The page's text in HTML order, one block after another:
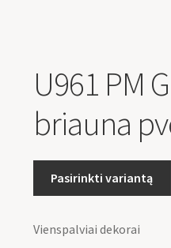
U961 PM
briauna
Pasirinkti variantą
Vienspalviai dekorai